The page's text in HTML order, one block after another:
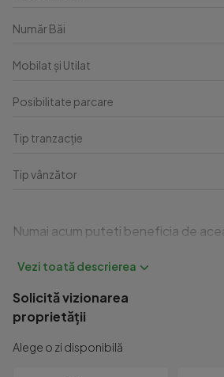
Număr Băi
Mobilat și Utilat
Posibilitate parcare
Tip tranzacție
Tip vânzător
Numai acum puteti beneficia de
Solicită vizionarea
proprietății
Alege o zi disponibilă